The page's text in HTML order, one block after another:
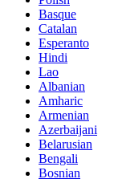
Basque
Catalan
Esperanto
Hindi
Lao
Albanian
Amharic
Armenian
Azerbaijani
Belarusian
Bengali
Bosnian